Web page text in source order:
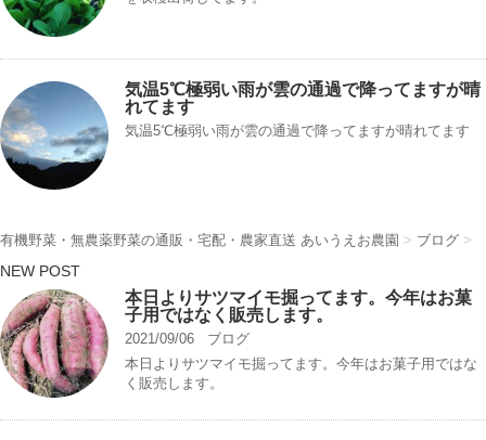
気温5℃極弱い雨が雲の通過で降ってますが晴
れてます
気温5℃極弱い雨が雲の通過で降ってますが晴れてます
有機野菜・無農薬野菜の通販・宅配・農家直送 あいうえお農園 > ブログ >
NEW POST
本日よりサツマイモ掘ってます。今年はお菓
子用ではなく販売します。
2021/09/06
ブログ
本日よりサツマイモ掘ってます。今年はお菓子用ではな
く販売します。